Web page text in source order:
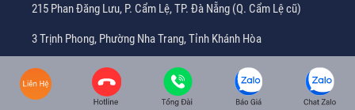
215 Phan Đăng Lưu, P. Cẩm Lệ, TP. Đà Nẵng (Q. Cẩm Lệ cũ)
3 Trịnh Phong, Phường Nha Trang, Tỉnh Khánh Hòa